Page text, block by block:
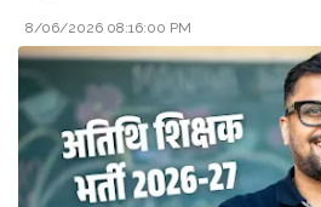
8/06/2026 08:16:00 PM